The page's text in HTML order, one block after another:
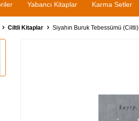
Yabancı Kitaplar Karma Setler
Ciltli Kitaplar Siyahın Buruk Tebessümü (Ciltli)